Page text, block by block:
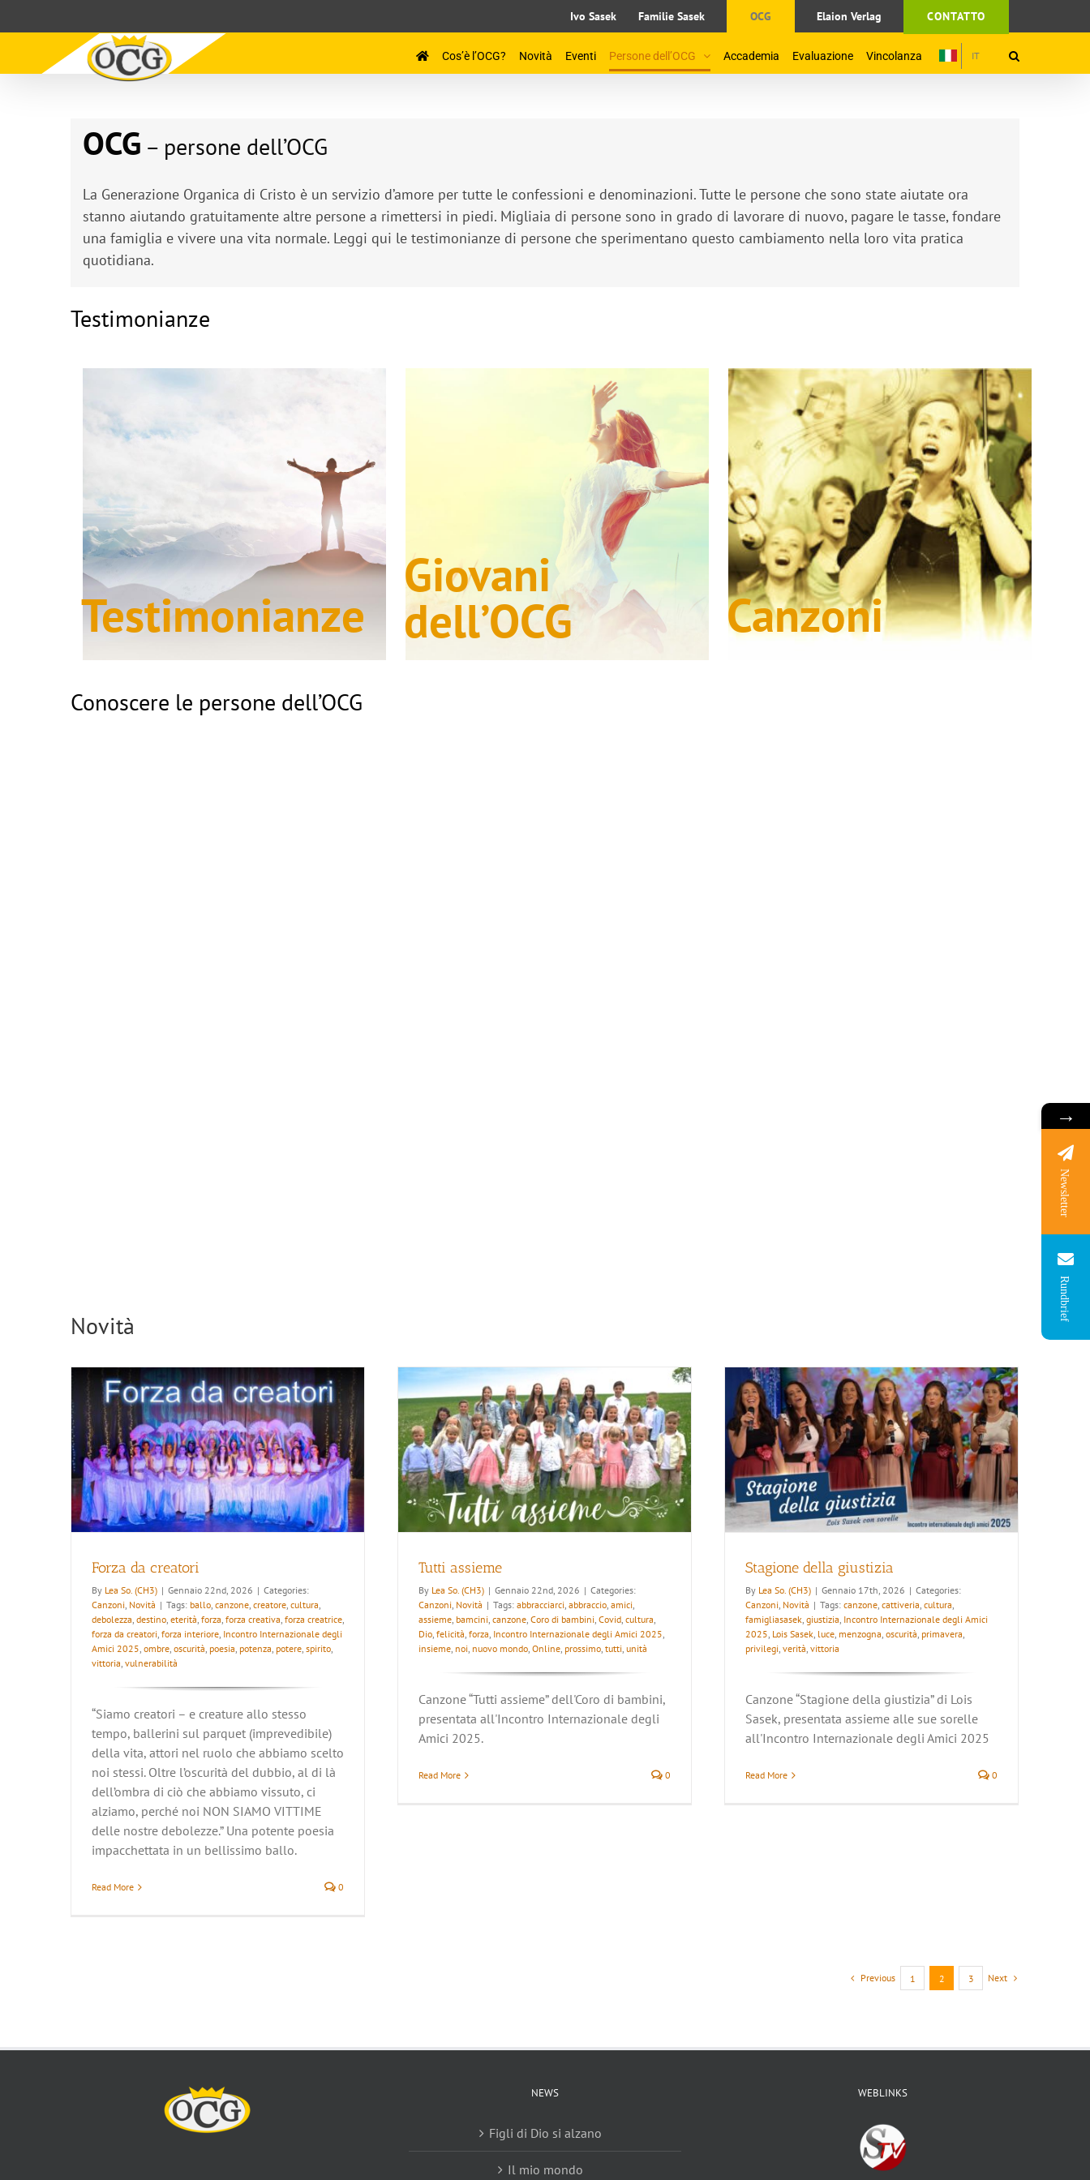
to
Ivo Sasek Familie Sasek OCG Elaion Verlag CONTATTO
Cos’è l’OCG? Novità Eventi Persone dell’OCG Accademia Evaluazione Vincolanza IT
OCG – persone dell’OCG
La Generazione Organica di Cristo è un servizio d’amore per tutte le confessioni e denominazioni. Tutte le persone che sono state aiutate ora
stanno aiutando gratuitamente altre persone a rimettersi in piedi. Migliaia di persone sono in grado di lavorare di nuovo, pagare le tasse, fondare
una famiglia e vivere una vita normale. Leggi qui le testimonianze di persone che sperimentano questo cambiamento nella loro vita pratica
quotidiana.
Testimonianze
Testimonianze
Giovani
dell’OCG Canzoni
Conoscere le persone dell’OCG
Novità
Forza da creatori
By Lea So. (CH3) | Gennaio 22nd, 2026 | Categories:
Canzoni, Novità | Tags: ballo, canzone, creatore, cultura,
debolezza, destino, eterità, forza, forza creativa, forza creatrice,
forza da creatori, forza interiore, Incontro Internazionale degli
Amici 2025, ombre, oscurità, poesia, potenza, potere, spirito,
vittoria, vulnerabilità
“Siamo creatori – e creature allo stesso
tempo, ballerini sul parquet (imprevedibile)
della vita, attori nel ruolo che abbiamo scelto
noi stessi. Oltre l’oscurità del dubbio, al di là
dell’ombra di ciò che abbiamo vissuto, ci
alziamo, perché noi NON SIAMO VITTIME
delle nostre debolezze.” Una potente poesia
impacchettata in un bellissimo ballo.
Read More 0
Tutti assieme
By Lea So. (CH3) | Gennaio 22nd, 2026 | Categories:
Canzoni, Novità | Tags: abbracciarci, abbraccio, amici,
assieme, bamcini, canzone, Coro di bambini, Covid, cultura,
Dio, felicità, forza, Incontro Internazionale degli Amici 2025,
insieme, noi, nuovo mondo, Online, prossimo, tutti, unità
Canzone “Tutti assieme” dell'Coro di bambini,
presentata all'Incontro Internazionale degli
Amici 2025.
Read More 0
Stagione della giustizia
By Lea So. (CH3) | Gennaio 17th, 2026 | Categories:
Canzoni, Novità | Tags: canzone, cattiveria, cultura,
famigliasasek, giustizia, Incontro Internazionale degli Amici
2025, Lois Sasek, luce, menzogna, oscurità, primavera,
privilegi, verità, vittoria
Canzone “Stagione della giustizia” di Lois
Sasek, presentata assieme alle sue sorelle
all'Incontro Internazionale degli Amici 2025
Read More 0
Previous 1 2 3 Next
NEWS
Figli di Dio si alzano
Il mio mondo
WEBLINKS
→
Newsletter
Rundbrief